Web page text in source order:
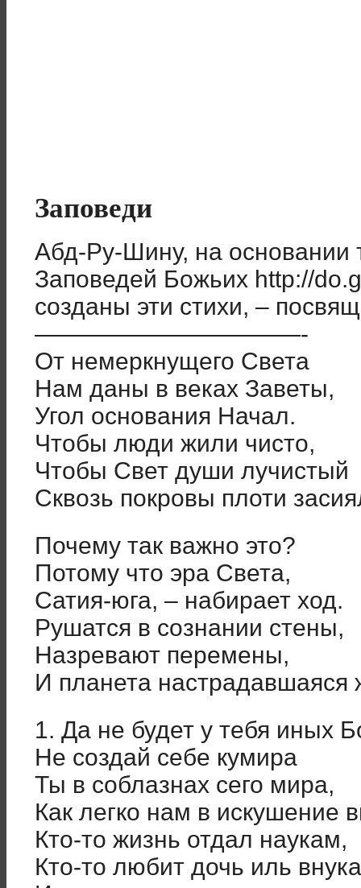
Заповеди
Абд-Ру-Шину, на основании
Заповедей Божьих http://
созданы эти стихи, –
———————————-
От немеркнущего Света
Нам даны в веках Заветы,
Угол основания Начал.
Чтобы люди жили чисто,
Чтобы Свет души лучистый
Сквозь покровы плоти
Почему так важно это?
Потому что эра Света,
Сатия-юга, – набирает ход.
Рушатся в сознании стены,
Назревают перемены,
И планета настрадавшаяся
1. Да не будет у тебя иных
Не создай себе кумира
Ты в соблазнах сего мира,
Как легко нам в искушение
Кто-то жизнь отдал наукам,
Кто-то любит дочь иль